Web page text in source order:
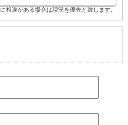
相違がある場合は現況を優先と致します。